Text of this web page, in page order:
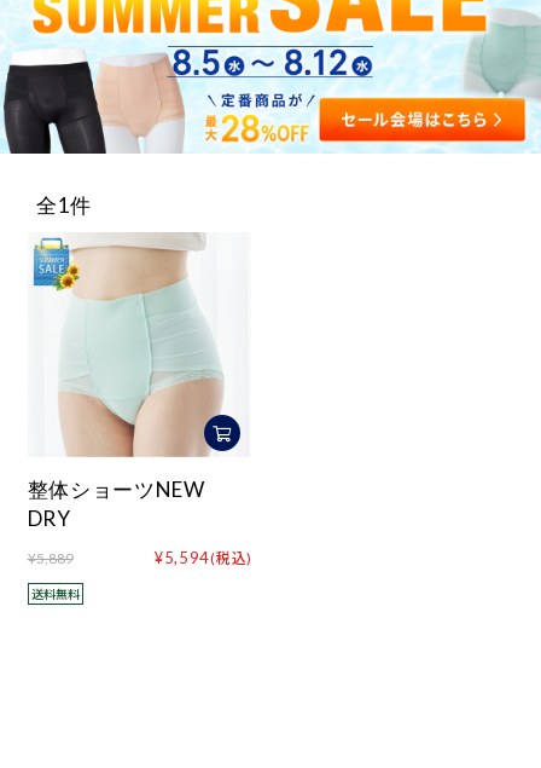
お悩み・用途から探す
ショッピングガイド
ログイン・新規会員登録
全1件
整体ショーツNEW
DRY
¥5,889 ¥5,594(税込)
送料無料